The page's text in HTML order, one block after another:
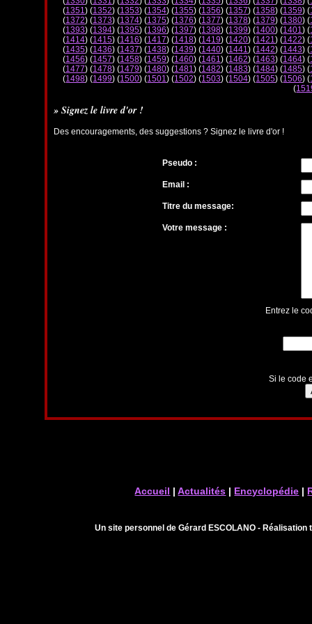
(1351) (1352) (1353) (1354) (1355) (1356) (1357) (1358) (1359) (
(1372) (1373) (1374) (1375) (1376) (1377) (1378) (1379) (1380) (
(1393) (1394) (1395) (1396) (1397) (1398) (1399) (1400) (1401) (
(1414) (1415) (1416) (1417) (1418) (1419) (1420) (1421) (1422) (
(1435) (1436) (1437) (1438) (1439) (1440) (1441) (1442) (1443) (
(1456) (1457) (1458) (1459) (1460) (1461) (1462) (1463) (1464) (
(1477) (1478) (1479) (1480) (1481) (1482) (1483) (1484) (1485) (
(1498) (1499) (1500) (1501) (1502) (1503) (1504) (1505) (1506) (
(
» Signez le livre d'or !
Des encouragements, des suggestions ? Signez le livre d'or !
Pseudo :
Email :
Titre du message:
Votre message :
Entrez le
Si le code
Accueil |Actualités | Encyclopédie |
Un site personnel de Gérard ESCOLANO -